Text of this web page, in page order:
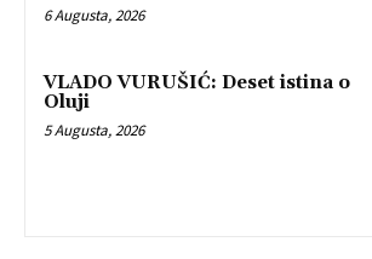
6 Augusta, 2026
VLADO VURUŠIĆ: Deset istina o
Oluji
5 Augusta, 2026